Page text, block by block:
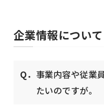
企業情報について
Q． 事業内容や従業
たいのですが。